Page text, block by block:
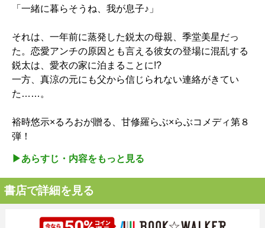
「一緒に暮らそうね、我が息子♪」
それは、一年前に蒸発した鋭太の母親、季堂美星だっ
た。恋愛アンチの原因とも言える彼女の登場に混乱する
鋭太は、愛衣の家に泊まることに!?
一方、真涼の元にも父から信じられない連絡がきてい
た……。
裕時悠示×るろおが贈る、甘修羅らぶ×らぶコメディ第８
弾！
▶︎あらすじ・内容をもっと見る
書店で詳細を見る